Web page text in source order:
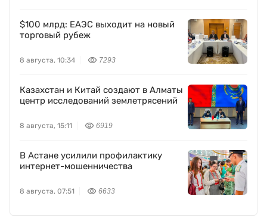
$100 млрд: ЕАЭС выходит на новый
торговый рубеж
8 августа, 10:34 7293
Казахстан и Китай создают в Алматы
центр исследований землетрясений
8 августа, 15:11 6919
В Астане усилили профилактику
интернет-мошенничества
8 августа, 07:51 6633